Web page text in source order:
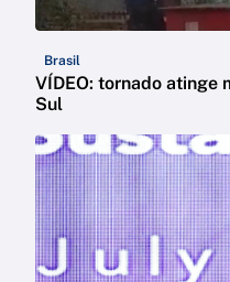
Brasil
VÍDEO: tornado atinge
Sul